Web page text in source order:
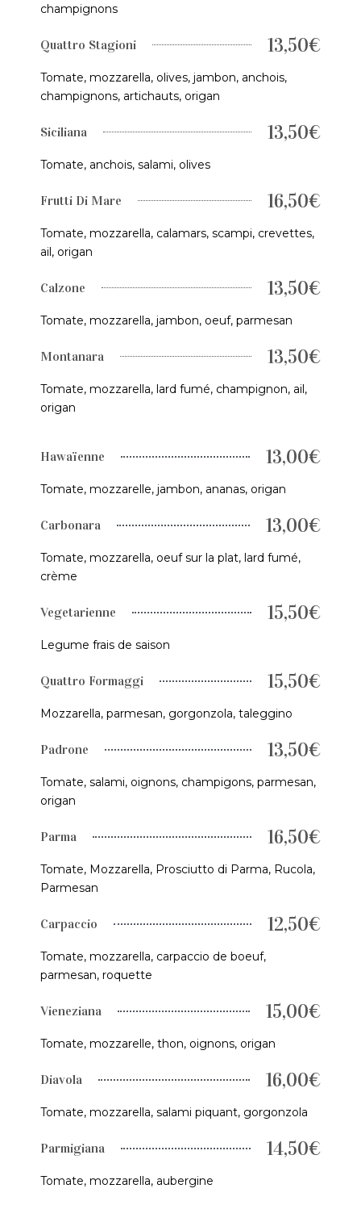
champignons
Quattro Stagioni 13,50€
Tomate, mozzarella, olives, jambon, anchois,
champignons, artichauts, origan
Siciliana 13,50€
Tomate, anchois, salami, olives
Frutti Di Mare 16,50€
Tomate, mozzarella, calamars, scampi, crevettes,
ail, origan
Calzone 13,50€
Tomate, mozzarella, jambon, oeuf, parmesan
Montanara 13,50€
Tomate, mozzarella, lard fumé, champignon, ail,
origan
Hawaïenne 13,00€
Tomate, mozzarelle, jambon, ananas, origan
Carbonara 13,00€
Tomate, mozzarella, oeuf sur la plat, lard fumé,
crème
Vegetarienne 15,50€
Legume frais de saison
Quattro Formaggi 15,50€
Mozzarella, parmesan, gorgonzola, taleggino
Padrone 13,50€
Tomate, salami, oignons, champigons, parmesan,
origan
Parma 16,50€
Tomate, Mozzarella, Prosciutto di Parma, Rucola,
Parmesan
Carpaccio 12,50€
Tomate, mozzarella, carpaccio de boeuf,
parmesan, roquette
Vieneziana 15,00€
Tomate, mozzarelle, thon, oignons, origan
Diavola 16,00€
Tomate, mozzarella, salami piquant, gorgonzola
Parmigiana 14,50€
Tomate, mozzarella, aubergine